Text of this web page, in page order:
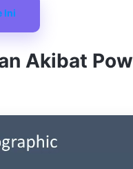
Ini
Akibat